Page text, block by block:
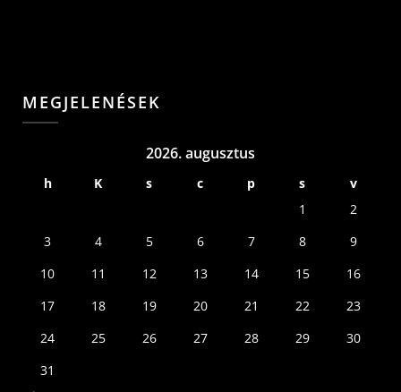
MEGJELENÉSEK
2026. augusztus
h K s c p s
v
1
2
3
4 5 6 7 8
9
10
11 12 13 14 15
16
17
18 19 20 21 22
23
24
25 26 27 28 29
30
31